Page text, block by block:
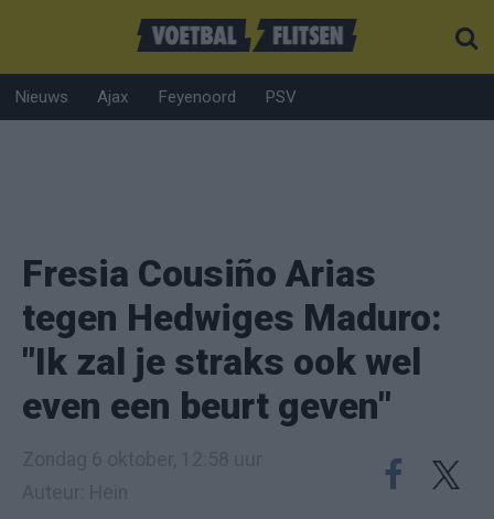
Nieuws Ajax Feyenoord PSV
Fresia Cousiño Arias
tegen Hedwiges Maduro:
"Ik zal je straks ook wel
even een beurt geven"